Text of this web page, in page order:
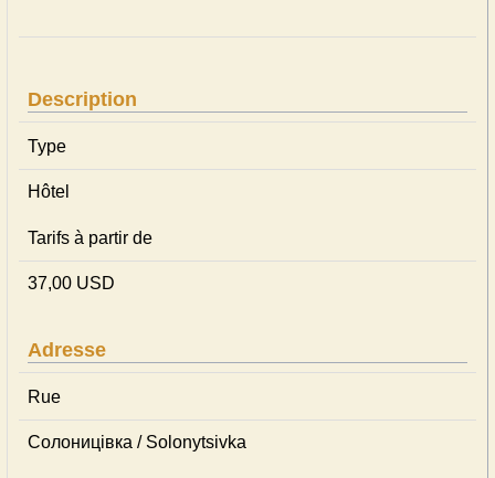
Description
Type
Hôtel
Tarifs à partir de
37,00 USD
Adresse
Rue
Солоницівка / Solonytsivka